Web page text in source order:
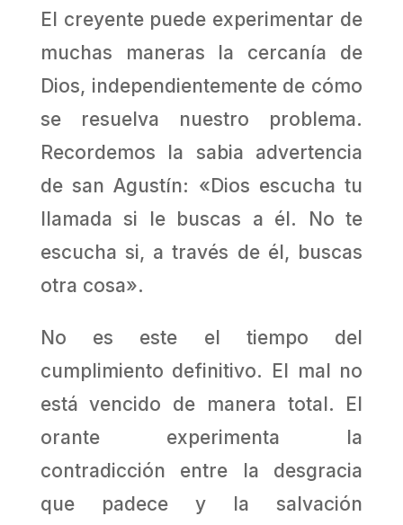
El creyente puede experimentar de
muchas maneras la cercanía de
Dios, independientemente de cómo
se resuelva nuestro problema.
Recordemos la sabia advertencia
de san Agustín: «Dios escucha tu
llamada si le buscas a él. No te
escucha si, a través de él, buscas
otra cosa».
No es este el tiempo del
cumplimiento definitivo. El mal no
está vencido de manera total. El
orante experimenta la
contradicción entre la desgracia
que padece y la salvación